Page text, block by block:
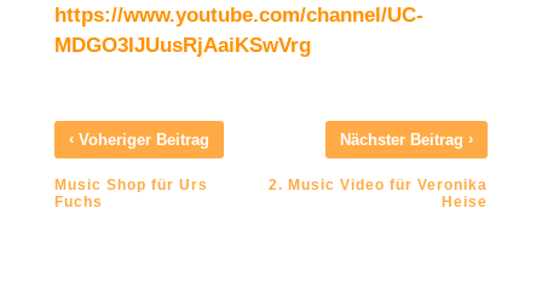
https://www.youtube.com/channel/UC-
MDGO3IJUusRjAaiKSwVrg
‹Voheriger Beitrag
Music Shop für Urs
Fuchs
Nächster Beitrag›
2. Music Video für Veronika
Heise